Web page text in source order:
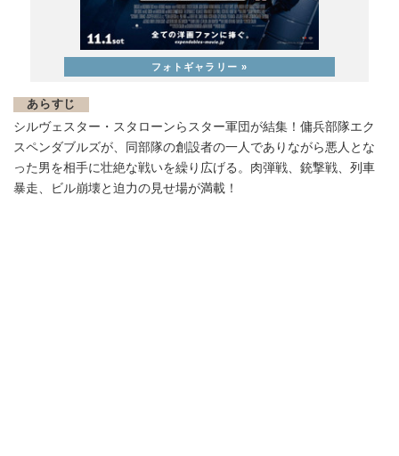
あらすじ
シルヴェスター・スタローンらスター軍団が結集！傭兵部隊エク
スペンダブルズが、同部隊の創設者の一人でありながら悪人とな
った男を相手に壮絶な戦いを繰り広げる。肉弾戦、銃撃戦、列車
暴走、ビル崩壊と迫力の見せ場が満載！